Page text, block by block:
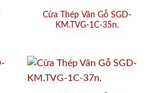
Cửa Thép Vân Gỗ SGD-
KM.TVG-1C-35n.